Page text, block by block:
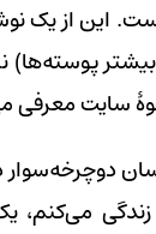
این از یک
پوسته‌ها)
سایت
می‌کنم،